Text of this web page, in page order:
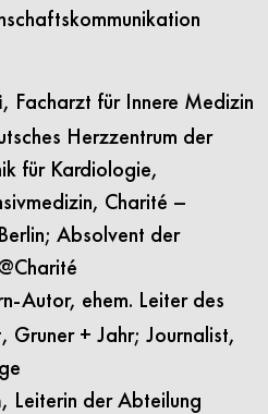
, Facharzt für Innere Medizin
Herzzentrum der
für Kardiologie,
Charité –
Absolvent der
Autor, ehem. Leiter des
Gruner + Jahr; Journalist,
, Leiterin der Abteilung